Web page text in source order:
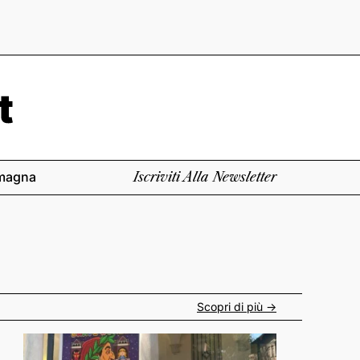
Iscriviti Alla Newsletter
Scopri di più ->